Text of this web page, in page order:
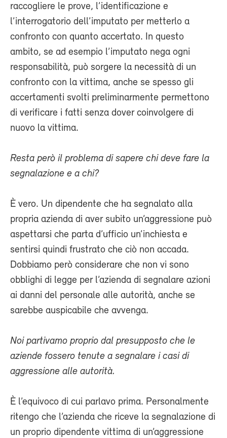
raccogliere le prove, l’identificazione e
l’interrogatorio dell’imputato per metterlo a
confronto con quanto accertato. In questo
ambito, se ad esempio l’imputato nega ogni
responsabilità, può sorgere la necessità di un
confronto con la vittima, anche se spesso gli
accertamenti svolti preliminarmente permettono
di verificare i fatti senza dover coinvolgere di
nuovo la vittima.
Resta però il problema di sapere chi deve fare la
segnalazione e a chi?
È vero. Un dipendente che ha segnalato alla
propria azienda di aver subito un’aggressione può
aspettarsi che parta d’ufficio un’inchiesta e
sentirsi quindi frustrato che ciò non accada.
Dobbiamo però considerare che non vi sono
obblighi di legge per l’azienda di segnalare azioni
ai danni del personale alle autorità, anche se
sarebbe auspicabile che avvenga.
Noi partivamo proprio dal presupposto che le
aziende fossero tenute a segnalare i casi di
aggressione alle autorità.
È l’equivoco di cui parlavo prima. Personalmente
ritengo che l’azienda che riceve la segnalazione di
un proprio dipendente vittima di un’aggressione